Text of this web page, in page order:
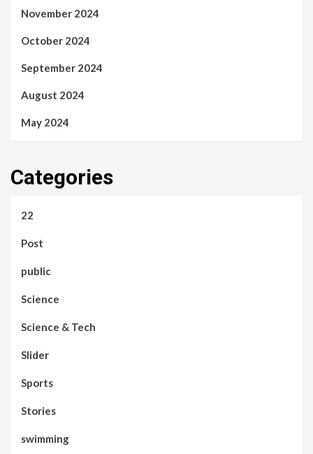
November 2024
October 2024
September 2024
August 2024
May 2024
Categories
22
Post
public
Science
Science & Tech
Slider
Sports
Stories
swimming